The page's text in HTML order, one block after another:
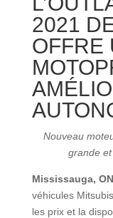
2021
OFFRE
Nouveau
grande
Mississauga,
véhicules
les prix et la